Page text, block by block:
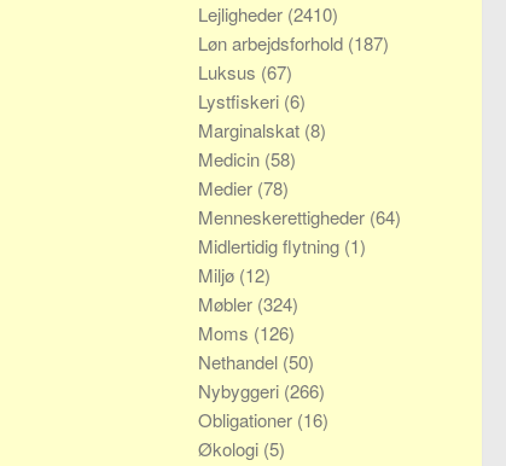
Lejligheder (2410)
Løn arbejdsforhold (187)
Luksus (67)
Lystfiskeri (6)
Marginalskat (8)
Medicin (58)
Medier (78)
Menneskerettigheder (64)
Midlertidig flytning (1)
Miljø (12)
Møbler (324)
Moms (126)
Nethandel (50)
Nybyggeri (266)
Obligationer (16)
Økologi (5)